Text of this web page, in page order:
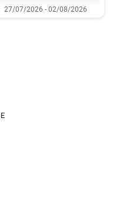
27/07/2026 - 02/08/2026